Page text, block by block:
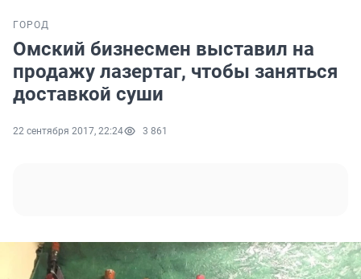
ГОРОД
Омский бизнесмен выставил на
продажу лазертаг, чтобы заняться
доставкой суши
22 сентября 2017, 22:24 3 861